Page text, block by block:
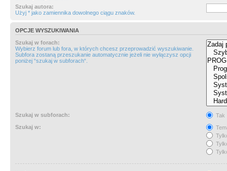
Szukaj autora:
Użyj * jako zamiennika dowolnego ciągu znaków.
OPCJE WYSZUKIWANIA
Szukaj w forach:
Wybierz forum lub fora, w których chcesz przeprowadzić wyszukiwanie.
Subfora zostaną przeszukanie automatycznie jeżeli nie wyłączysz opcji
poniżej “szukaj w subforach“.
Szukaj w subforach:
Tak
Szukaj w: